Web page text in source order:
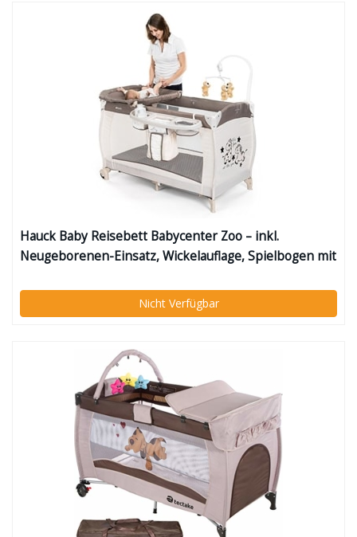
Hauck Baby Reisebett Babycenter Zoo – inkl.
Neugeborenen-Einsatz, Wickelauflage, Spielbogen mit
Tragetasche (höhenverstellbar & faltbar)
Nicht Verfügbar